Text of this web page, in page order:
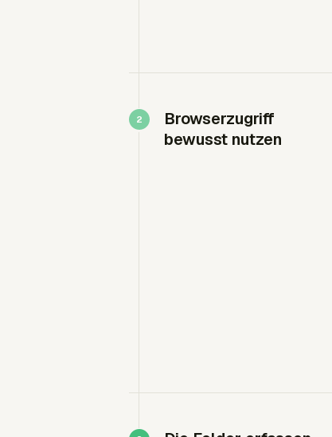
Browserzugriff
bewusst nutzen